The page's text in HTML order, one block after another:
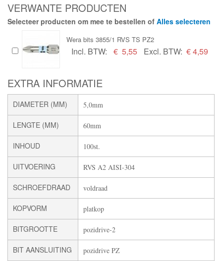
VERWANTE PRODUCTEN
Selecteer producten om mee te bestellen of Alles selecteren
Wera bits 3855/1 RVS TS PZ2
Incl. BTW: € 5,55 Excl. BTW: € 4,59
EXTRA INFORMATIE
DIAMETER (MM) 5,0mm
LENGTE (MM) 60mm
INHOUD 100st.
UITVOERING RVS A2 AISI-304
SCHROEFDRAAD voldraad
KOPVORM platkop
BITGROOTTE pozidrive-2
BIT AANSLUITING pozidrive PZ